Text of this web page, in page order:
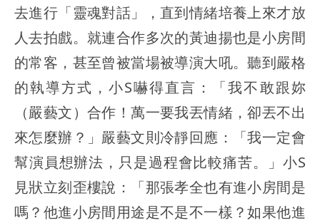
去進行「靈魂對話」，直到情緒培養上來才放
人去拍戲。就連合作多次的黃迪揚也是小房間
的常客，甚至曾被當場被導演大吼。聽到嚴格
的執導方式，小S嚇得直言：「我不敢跟妳
（嚴藝文）合作！萬一要我丟情緒，卻丟不出
來怎麼辦？」嚴藝文則冷靜回應：「我一定會
幫演員想辦法，只是過程會比較痛苦。」小S
見狀立刻歪樓說：「那張孝全也有進小房間是
嗎？他進小房間用途是不是不一樣？如果他進